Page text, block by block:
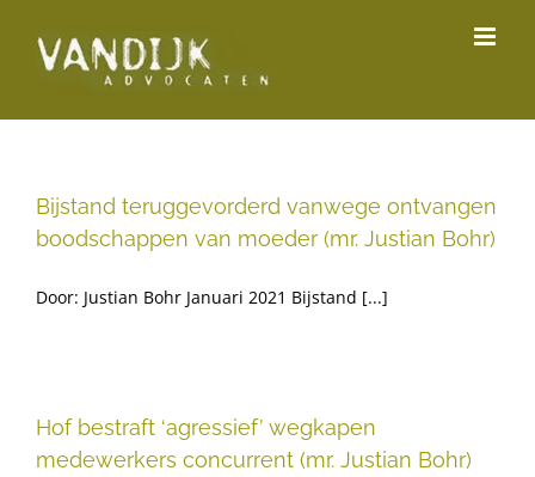
inhoud
Bijstand teruggevorderd vanwege ontvangen
boodschappen van moeder (mr. Justian Bohr)
Door: Justian Bohr Januari 2021 Bijstand [...]
Hof bestraft ‘agressief’ wegkapen
medewerkers concurrent (mr. Justian Bohr)